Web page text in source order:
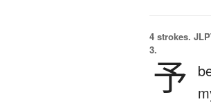
4 strokes.
3.
予